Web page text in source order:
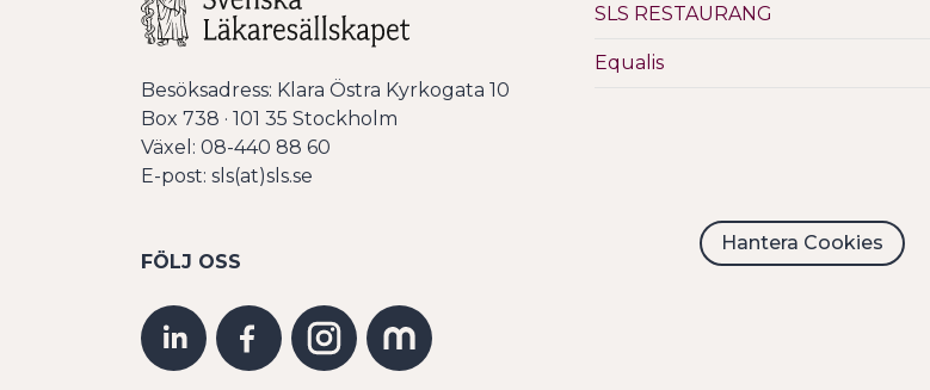
Besöksadress: Klara Östra Kyrkogata 10
Box 738 · 101 35 Stockholm
Växel: 08-440 88 60
E-post: sls(at)sls.se
FÖLJ OSS
SLS RESTAURANG
Equalis
Hantera Cookies